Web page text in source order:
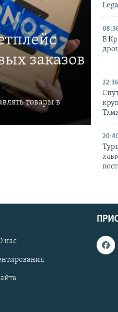
заказов
товары в
В
22:36
нас